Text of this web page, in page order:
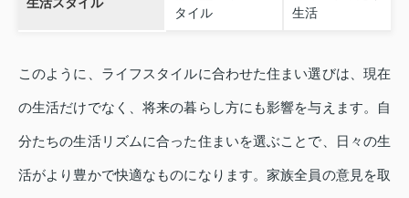
タイル
生活
このように、ライフスタイルに合わせた住まい選びは、現在
の生活だけでなく、将来の暮らし方にも影響を与えます。自
分たちの生活リズムに合った住まいを選ぶことで、日々の生
活がより豊かで快適なものになります。家族全員の意見を取